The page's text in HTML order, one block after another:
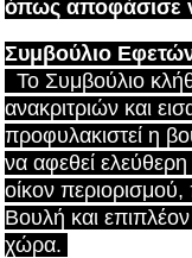
όπως αποφάσισε
Συμβούλιο
Το Συμβούλιο
ανακριτριών και
προφυλακιστεί η
να αφεθεί
οίκον
Βουλή και
χώρα.